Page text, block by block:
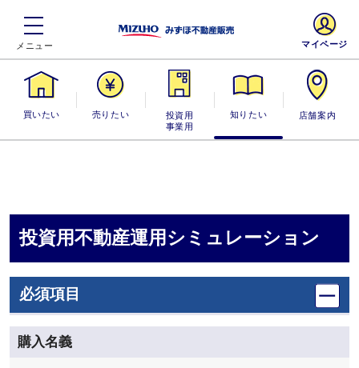
買いたい 売りたい
投資用・事業
用
知りたい 店舗案内
マイページ
投資用不動産運用シミュレーション
必須項目
購入名義